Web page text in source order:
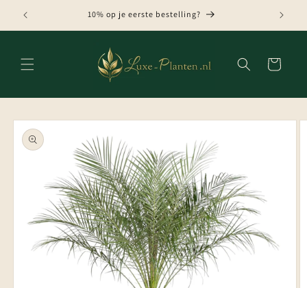
naar de
content
10% op je eerste bestelling?
Winkelwagen
direct naar